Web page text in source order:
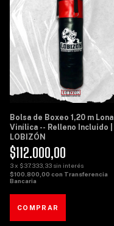
Bolsa de Boxeo 1,20 m Lona
Vinílica -- Relleno Incluido |
LOBIZÓN
$112.000,00
3x $37.333,33 sin interés
$100.800,00 con Transferencia
Bancaria